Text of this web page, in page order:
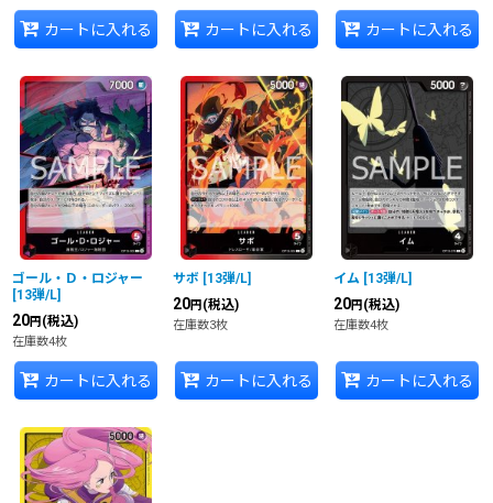
カートに入れる カートに入れる カートに入れる
ゴール・Ｄ・ロジャー
[13弾/L]
20円 (税込)
在庫数4枚
カートに入れる
サボ [13弾/L]
20円 (税込)
在庫数3枚
カートに入れる
イム [13弾/L]
20円 (税込)
在庫数4枚
カートに入れる